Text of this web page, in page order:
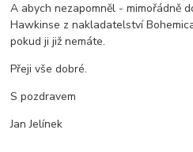
A abych nezapomněl - mimořádně
Hawkinse z nakladatelství
pokud ji již nemáte.
Přeji vše dobré.
S pozdravem
Jan Jelínek